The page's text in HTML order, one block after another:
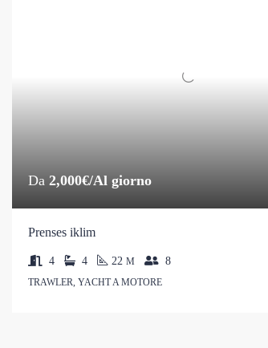
Da 2,000€/Al giorno
Prenses iklim
4 4 22 M 8
TRAWLER, YACHT A MOTORE